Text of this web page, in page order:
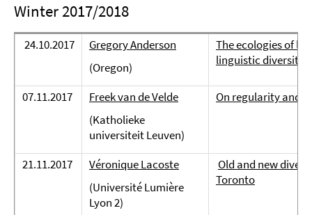
Winter 2017/2018
24.10.2017
Gregory Anderson
(Oregon)
The ecologies of
linguistic diversity
07.11.2017
Freek van de Velde
(Katholieke
universiteit Leuven)
On regularity and
21.11.2017
Véronique Lacoste
(Université Lumière
Lyon 2)
Old and new
Toronto